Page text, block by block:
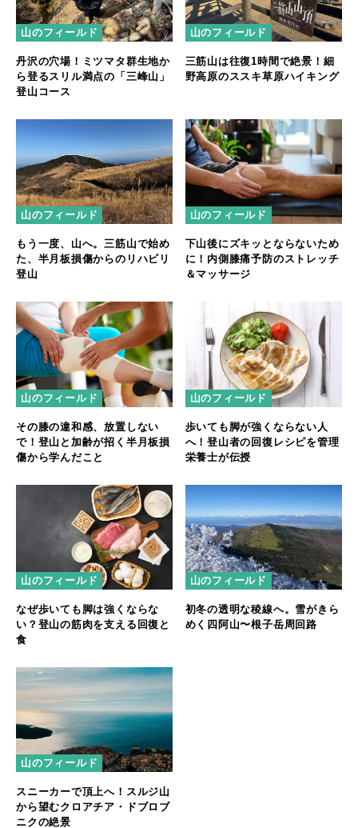
山のフィールド
丹沢の穴場！ミツマタ群生地か
ら登るスリル満点の「三峰山」
登山コース
山のフィールド
三筋山は往復1時間で絶景！細
野高原のススキ草原ハイキング
山のフィールド
もう一度、山へ。三筋山で始め
た、半月板損傷からのリハビリ
登山
山のフィールド
下山後にズキッとならないため
に！内側膝痛予防のストレッチ
＆マッサージ
山のフィールド
その膝の違和感、放置しない
で！登山と加齢が招く半月板損
傷から学んだこと
山のフィールド
歩いても脚が強くならない人
へ！登山者の回復レシピを管理
栄養士が伝授
山のフィールド
なぜ歩いても脚は強くならな
い？登山の筋肉を支える回復と
食
山のフィールド
初冬の透明な稜線へ。雪がきら
めく四阿山〜根子岳周回路
山のフィールド
スニーカーで頂上へ！スルジ山
から望むクロアチア・ドブロブ
ニクの絶景